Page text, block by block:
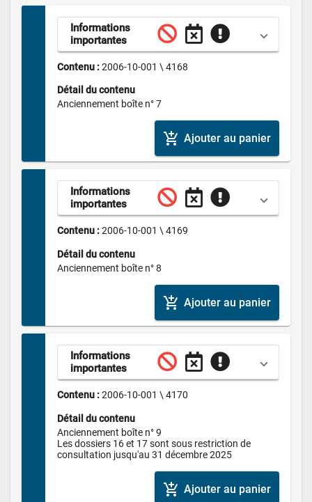
Informations
importantes
Contenu : 2006-10-001 \ 4168
Détail du contenu
Anciennement boîte n° 7
add_shopping_cart Ajouter au panier
Informations
importantes
Contenu : 2006-10-001 \ 4169
Détail du contenu
Anciennement boîte n° 8
add_shopping_cart Ajouter au panier
Informations
importantes
Contenu : 2006-10-001 \ 4170
Détail du contenu
Anciennement boîte n° 9
Les dossiers 16 et 17 sont sous restriction de
consultation jusqu'au 31 décembre 2025
add_shopping_cart Ajouter au panier